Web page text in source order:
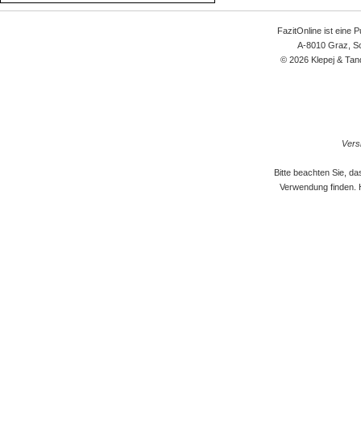
FazitOnline ist eine
A-8010 Graz,
© 2026 Klepej &
Bitte beachten Sie,
Verwendung finden.